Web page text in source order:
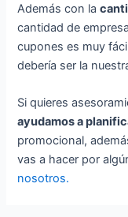
Además con la
cantidad de
cupones es muy
debería ser la
Si quieres
ayudamos a
promocional,
vas a hacer por
nosotros.